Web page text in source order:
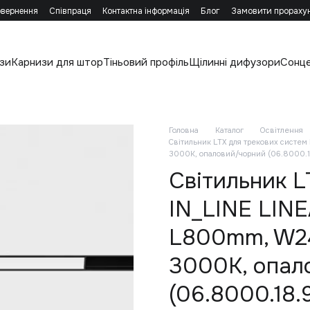
Співпраця Контактна інформація Блог Замовити
Карнизи для шторТіньовий профільЩілинні дифузори
Головна Каталог Освітлення
Світильник LTX для трекових
3000К, опаловий/чорний
Світильник
IN_LINE
L800mm,
3000К,